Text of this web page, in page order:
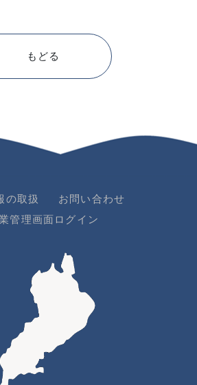
もどる
の取扱
お問い合わせ
管理画面ログイン